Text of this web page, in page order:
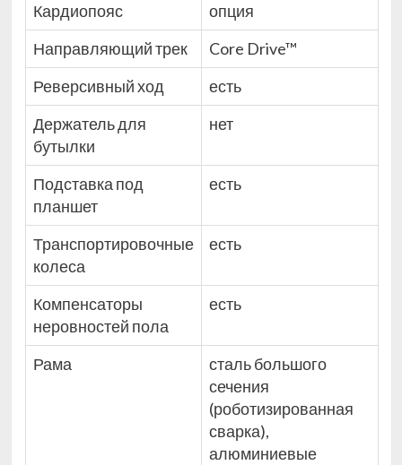
Кардиопояс
опция
Направляющий трек
Core Drive™
Реверсивный ход
есть
Держатель для
бутылки
нет
Подставка под
планшет
есть
Транспортировочные
колеса
есть
Компенсаторы
неровностей пола
есть
Рама
сталь большого
сечения
(роботизированная
сварка),
алюминиевые